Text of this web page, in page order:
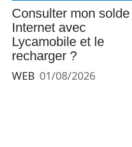
Consulter mon solde
Internet avec
Lycamobile et le
recharger ?
WEB 01/08/2026